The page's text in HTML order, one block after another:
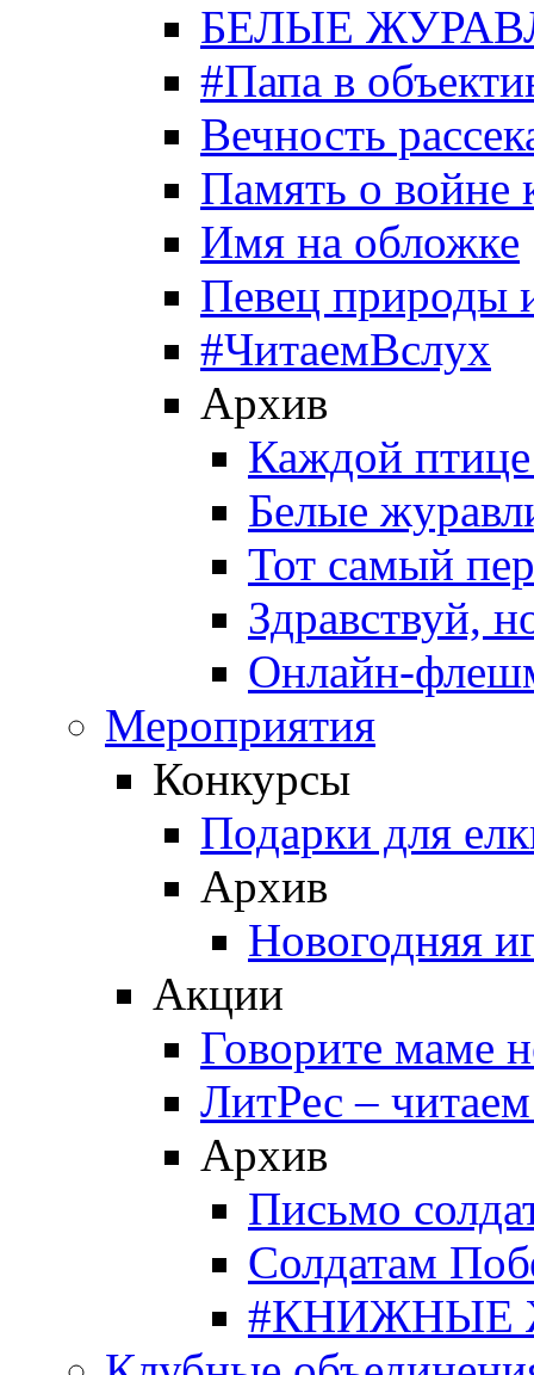
БЕЛЫЕ
#Папа в
Вечность
Память о войне
Имя на обложке
Певец природы
#ЧитаемВслух
Архив
Каждой
Белые
Тот самый
Здравствуй,
Онлайн-
Мероприятия
Конкурсы
Подарки для
Архив
Новогодняя
Акции
Говорите маме
ЛитРес –
Архив
Письмо
Солдатам
#КНИЖНЫЕ